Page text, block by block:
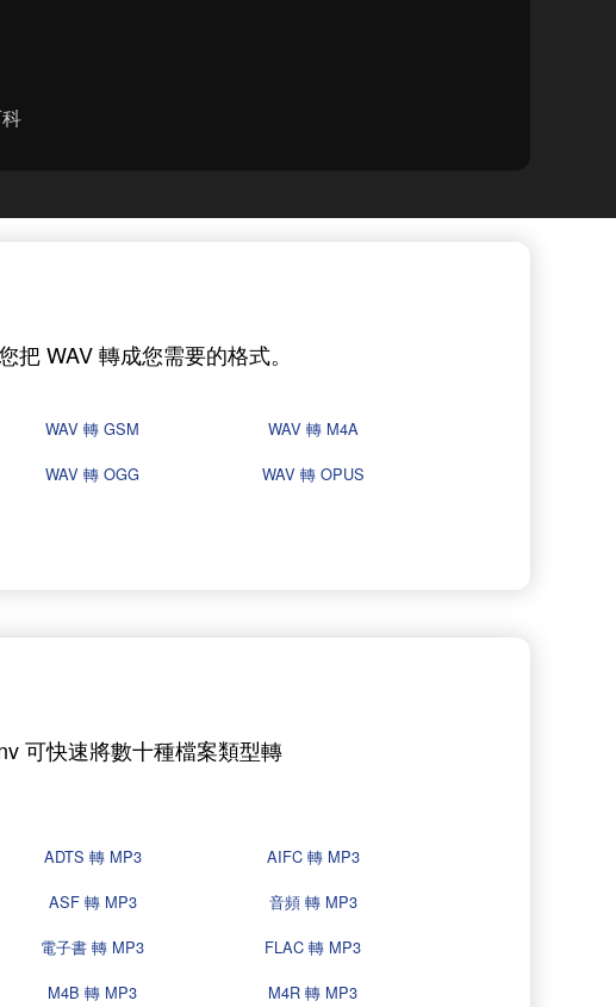
WAV 轉成您需要的格式。
WAV 轉 GSM
WAV 轉 M4A
WAV 轉 OGG
WAV 轉 OPUS
可快速將數十種檔案類型轉
ADTS 轉 MP3
AIFC 轉 MP3
ASF 轉 MP3
音頻 轉 MP3
電子書 轉 MP3
FLAC 轉 MP3
M4B 轉 MP3
M4R 轉 MP3